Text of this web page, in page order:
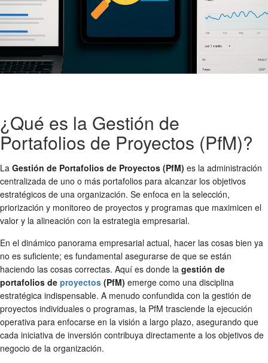
¿Qué es la Gestión de
Portafolios de Proyectos (PfM)?
La Gestión de Portafolios de Proyectos (PfM) es la administración
centralizada de uno o más portafolios para alcanzar los objetivos
estratégicos de una organización. Se enfoca en la selección,
priorización y monitoreo de proyectos y programas que maximicen el
valor y la alineación con la estrategia empresarial.
En el dinámico panorama empresarial actual, hacer las cosas bien ya
no es suficiente; es fundamental asegurarse de que se están
haciendo las cosas correctas. Aquí es donde la gestión de
portafolios de proyectos (PfM) emerge como una disciplina
estratégica indispensable. A menudo confundida con la gestión de
proyectos individuales o programas, la PfM trasciende la ejecución
operativa para enfocarse en la visión a largo plazo, asegurando que
cada iniciativa de inversión contribuya directamente a los objetivos de
negocio de la organización.